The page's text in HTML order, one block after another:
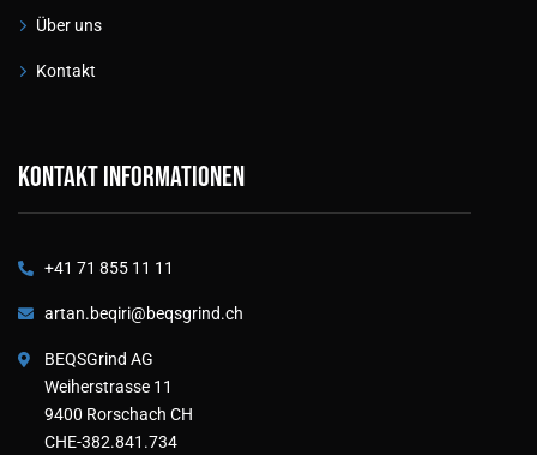
Über uns
Kontakt
Kontakt informationen
+41 71 855 11 11
artan.beqiri@beqsgrind.ch
BEQSGrind AG
Weiherstrasse 11
9400 Rorschach CH
CHE-382.841.734